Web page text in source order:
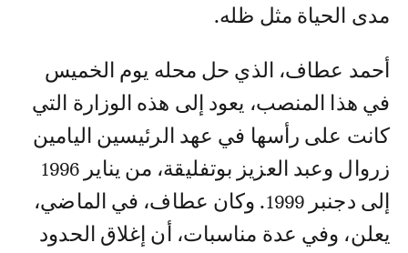
مدى الحياة مثل ظله.
أحمد عطاف، الذي حل محله يوم الخميس
في هذا المنصب، يعود إلى هذه الوزارة التي
كانت على رأسها في عهد الرئيسين اليامين
زروال وعبد العزيز بوتفليقة، من يناير 1996
إلى دجنبر 1999. وكان عطاف، في الماضي،
يعلن، وفي عدة مناسبات، أن إغلاق الحدود